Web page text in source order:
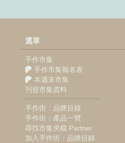
選單
手作市集
手作市集報名表
本週末市集
刊登市集資料
手作街：品牌目錄
手作街：產品一覽
尋找市集夾檔 Partner
加入手作街：品牌目錄